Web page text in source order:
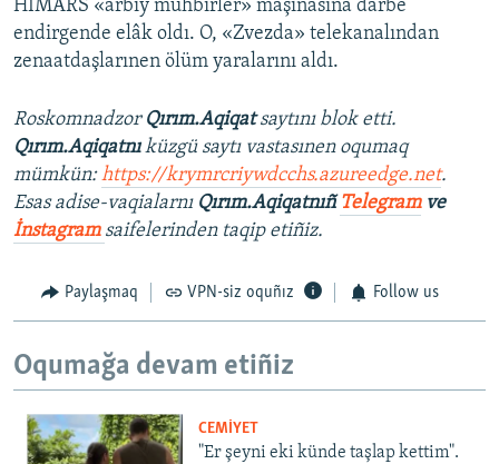
HIMARS «arbiy mühbirler» maşinasına darbe
endirgende elâk oldı. O, «Zvezda» telekanalından
zenaatdaşlarınen ölüm yaralarını aldı.
Roskomnadzor Qırım.Aqiqatsaytını blok etti.
Qırım.Aqiqatnıküzgü saytı vastasınen oqumaq
mümkün:https://krymrcriywdcchs.azureedge.net.
Esas adise-vaqialarnı Qırım.Aqiqatnıñ Telegramve
İnstagram saifelerinden taqip etiñiz.
Paylaşmaq VPN-siz oquñız Follow us
Oqumağa devam etiñiz
CEMİYET
"Er şeyni eki künde taşlap kettim".